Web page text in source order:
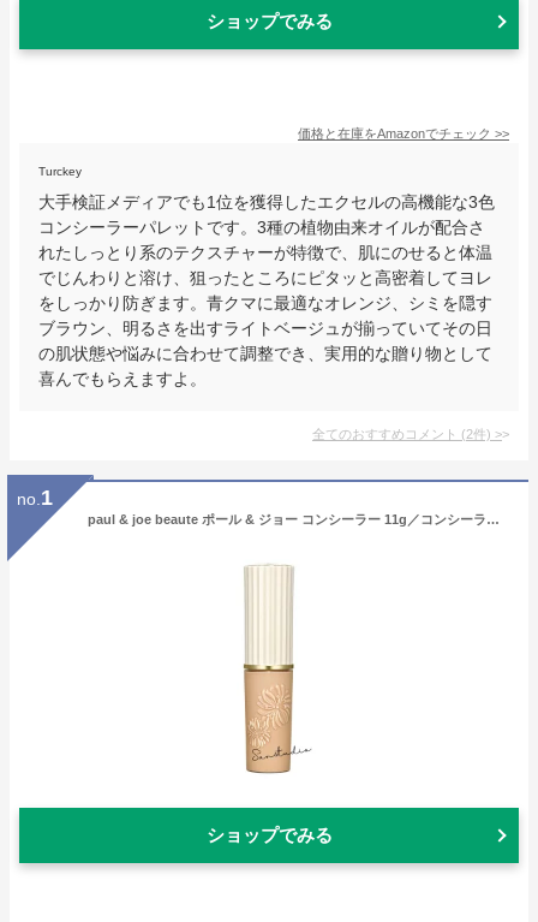
ショップでみる
価格と在庫をAmazonでチェック >>
Turckey
大手検証メディアでも1位を獲得したエクセルの高機能な3色
コンシーラーパレットです。3種の植物由来オイルが配合さ
れたしっとり系のテクスチャーが特徴で、肌にのせると体温
でじんわりと溶け、狙ったところにピタッと高密着してヨレ
をしっかり防ぎます。青クマに最適なオレンジ、シミを隠す
ブラウン、明るさを出すライトベージュが揃っていてその日
の肌状態や悩みに合わせて調整でき、実用的な贈り物として
喜んでもらえますよ。
全てのおすすめコメント (2件) >
no. 1
paul & joe beaute ポール & ジョー コンシーラー 11g／コンシーラー 正規品 ヨレにくい コンシーラー 保湿 コンシーラー
ショップでみる